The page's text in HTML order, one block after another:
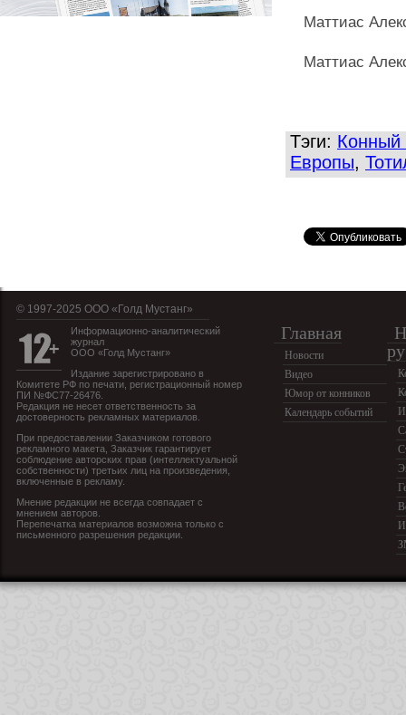
Маттиас
Маттиас
Тэги: Конный
Европы,
© 1997-2025 OOO «Голд Мустанг»
Информационно-аналитический
журнал
ООО «Голд Мустанг»
Издание зарегистрировано в
Комитете РФ по печати, регистрационный номер
ПИ №ФС77-26476.
Редакция не несет ответственность за
достоверность рекламных материалов.
При предоставлении Заказчиком готового
рекламного макета, Заказчик гарантирует
соблюдение авторских прав (интеллектуальной
собственности) третьих лиц на произведения,
включенные в рекламу.
Мнение редакции не всегда совпадает с
мнением авторов.
Перепечатка материалов возможна только с
письменного разрешения редакции.
Главная
Новости
Видео
Юмор от конников
Календарь событий